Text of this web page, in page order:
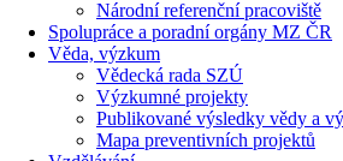
Národní referenční pracoviště
Spolupráce a poradní orgány MZ ČR
Věda, výzkum
Vědecká rada SZÚ
Výzkumné projekty
Publikované výsledky vědy a
Mapa preventivních projektů